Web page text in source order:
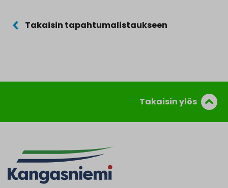
Takaisin tapahtumalistaukseen
Takaisin ylös